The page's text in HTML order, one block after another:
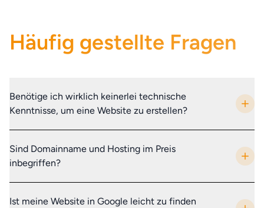
Häufig gestellte Fragen
Benötige ich wirklich keinerlei technische
Kenntnisse, um eine Website zu erstellen?
Sind Domainname und Hosting im Preis
inbegriffen?
Ist meine Website in Google leicht zu finden